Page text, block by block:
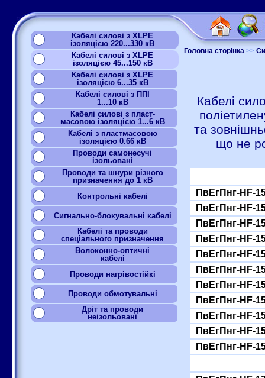
Кабелі силові з XLPE
ізоляцією 220...330 кВ
Кабелі силові з XLPE
ізоляцією 45...150 кВ
Кабелі силові з XLPE
ізоляцією 6...35 кВ
Кабелі силові з ППІ
1...10 кВ
Кабелі силові з пласт-
масовою ізоляцією 1...6 кВ
Кабелі з пластмасовою
ізоляцією 0.66 кВ
Проводи самонесучі
ізольовані
Проводи та шнури різного
призначення до 1 кВ
Контрольні кабелі
Сигнально-блокувальні кабелі
Кабелі та проводи
спеціального призначення
Волоконно-оптичні
кабелі
Проводи нагрівостійкі
Проводи обмотувальні
Дріт та проводи
неізольовані
Головна сторінка >>
Кабелі
та
що не
ПвЕгПнг-HF-
ПвЕгПнг-HF-
ПвЕгПнг-HF-
ПвЕгПнг-HF-
ПвЕгПнг-HF-
ПвЕгПнг-HF-
ПвЕгПнг-HF-
ПвЕгПнг-HF-
ПвЕгПнг-HF-
ПвЕгПнг-HF-
ПвЕгПнг-HF-